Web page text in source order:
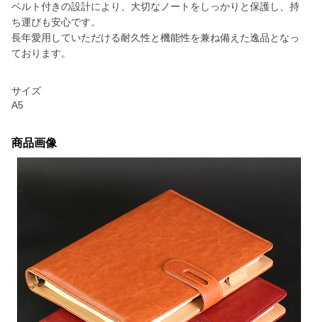
ベルト付きの設計により、大切なノートをしっかりと保護し、持
ち運びも安心です。
長年愛用していただける耐久性と機能性を兼ね備えた逸品となっ
ております。
サイズ
A5
商品画像